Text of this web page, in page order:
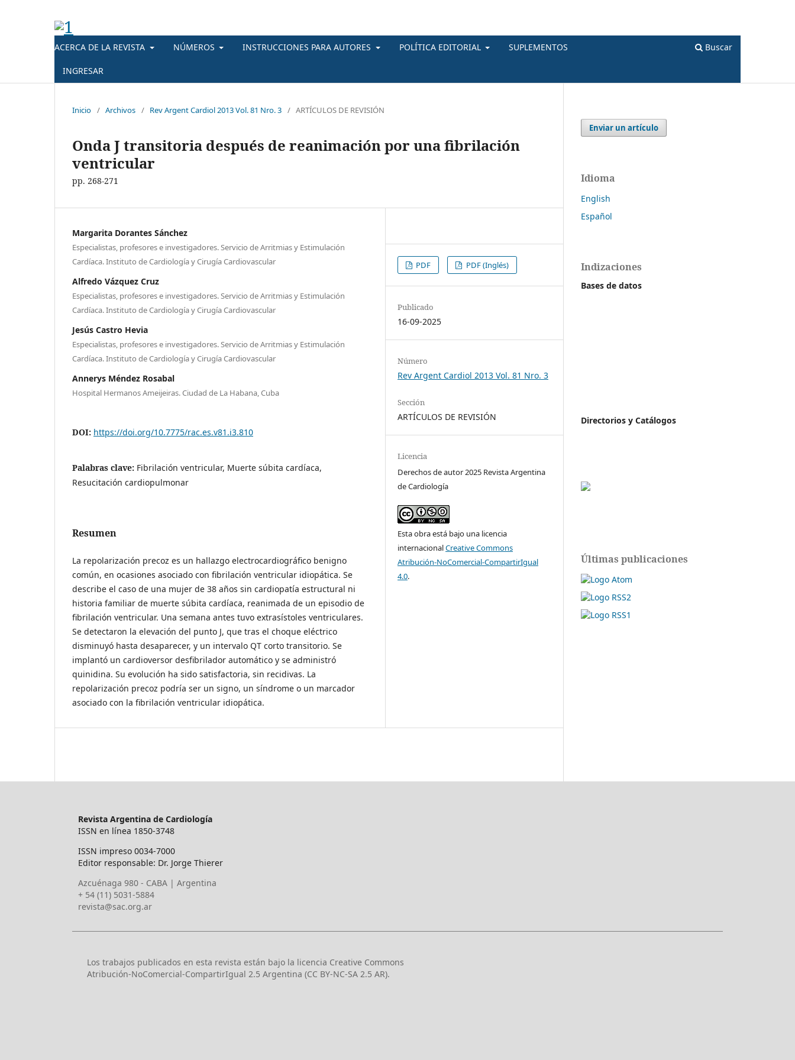
ACERCA DE LA REVISTA NÚMEROS INSTRUCCIONES PARA AUTORES POLÍTICA EDITORIAL SUPLEMENTOS
INGRESAR
Buscar
Inicio / Archivos / Rev Argent Cardiol 2013 Vol. 81 Nro. 3 / ARTÍCULOS DE REVISIÓN
Onda J transitoria después de reanimación por una fibrilación
ventricular
pp. 268-271
Margarita Dorantes Sánchez
Especialistas, profesores e investigadores. Servicio de Arritmias y Estimulación
Cardíaca. Instituto de Cardiología y Cirugía Cardiovascular
Alfredo Vázquez Cruz
Especialistas, profesores e investigadores. Servicio de Arritmias y Estimulación
Cardíaca. Instituto de Cardiología y Cirugía Cardiovascular
Jesús Castro Hevia
Especialistas, profesores e investigadores. Servicio de Arritmias y Estimulación
Cardíaca. Instituto de Cardiología y Cirugía Cardiovascular
Annerys Méndez Rosabal
Hospital Hermanos Ameijeiras. Ciudad de La Habana, Cuba
DOI: https://doi.org/10.7775/rac.es.v81.i3.810
Palabras clave: Fibrilación ventricular, Muerte súbita cardíaca,
Resucitación cardiopulmonar
Resumen
La repolarización precoz es un hallazgo electrocardiográfico benigno
común, en ocasiones asociado con fibrilación ventricular idiopática. Se
describe el caso de una mujer de 38 años sin cardiopatía estructural ni
historia familiar de muerte súbita cardíaca, reanimada de un episodio de
fibrilación ventricular. Una semana antes tuvo extrasístoles ventriculares.
Se detectaron la elevación del punto J, que tras el choque eléctrico
disminuyó hasta desaparecer, y un intervalo QT corto transitorio. Se
implantó un cardioversor desfibrilador automático y se administró
quinidina. Su evolución ha sido satisfactoria, sin recidivas. La
repolarización precoz podría ser un signo, un síndrome o un marcador
asociado con la fibrilación ventricular idiopática.
PDF PDF (Inglés)
Publicado
16-09-2025
Número
Rev Argent Cardiol 2013 Vol. 81 Nro. 3
Sección
ARTÍCULOS DE REVISIÓN
Licencia
Derechos de autor 2025 Revista Argentina
de Cardiología
Esta obra está bajo una licencia
internacionalCreative Commons
Atribución-NoComercial-CompartirIgual
4.0.
Enviar un artículo
Idioma
English
Español
Indizaciones
Bases de datos
Directorios y Catálogos
Últimas publicaciones
Revista Argentina de Cardiología
ISSN en línea 1850-3748
ISSN impreso 0034-7000
Editor responsable: Dr. Jorge Thierer
Azcuénaga 980 - CABA | Argentina
+ 54 (11) 5031-5884
revista@sac.org.ar
Los trabajos publicados en esta revista están bajo la licencia Creative Commons
Atribución-NoComercial-CompartirIgual 2.5 Argentina (CC BY-NC-SA 2.5 AR).